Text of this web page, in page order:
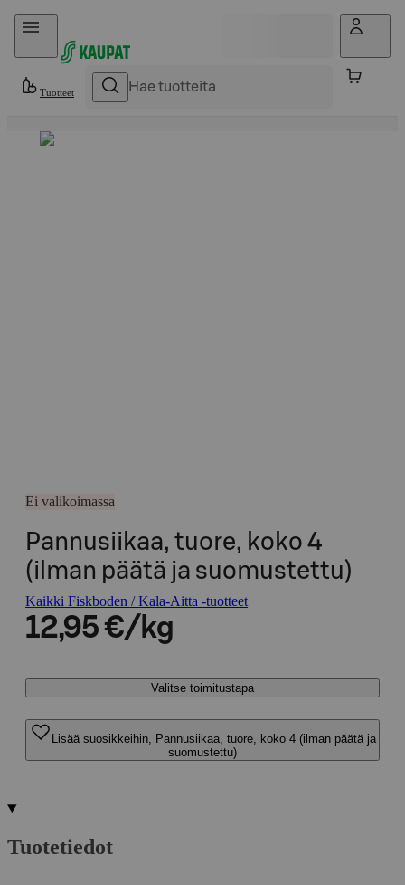
Hyppää sisältöön
Tuotteet
Ei valikoimassa
Pannusiikaa, tuore, koko 4
(ilman päätä ja suomustettu)
Kaikki Fiskboden / Kala-Aitta -tuotteet
12,95 €/kg
Valitse toimitustapa
Lisää suosikkeihin, Pannusiikaa, tuore, koko 4 (ilman päätä ja
suomustettu)
Tuotetiedot